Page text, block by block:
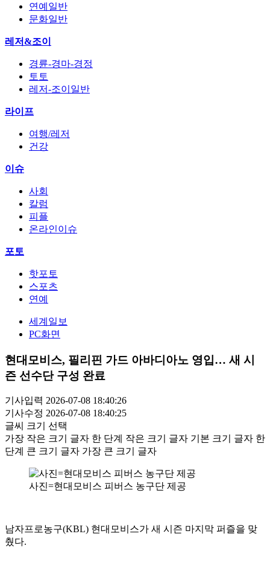
연예일반
문화일반
레저&조이
경륜-경마-경정
토토
레저-조이일반
라이프
여행/레저
건강
이슈
사회
칼럼
피플
온라인이슈
포토
핫포토
스포츠
연예
세계일보
PC화면
현대모비스, 필리핀 가드 아바디아노 영입… 새 시
즌 선수단 구성 완료
기사입력 2026-07-08 18:40:26
기사수정 2026-07-08 18:40:25
글씨 크기 선택
가장 작은 크기 글자 한 단계 작은 크기 글자 기본 크기 글자 한
단계 큰 크기 글자 가장 큰 크기 글자
사진=현대모비스 피버스 농구단 제공
남자프로농구(KBL) 현대모비스가 새 시즌 마지막 퍼즐을 맞
췄다.